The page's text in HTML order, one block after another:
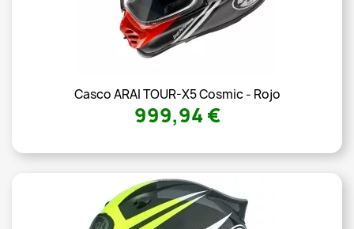
Casco ARAI TOUR-X5 Cosmic - Rojo
999,94 €